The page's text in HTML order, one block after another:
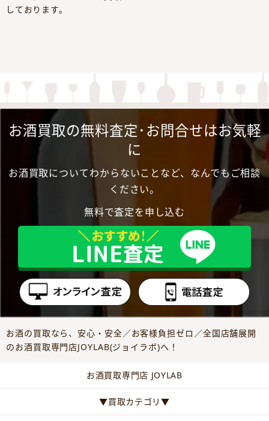
しております。
お酒買取の無料査定･お問合せはお気軽
に
お酒買取についてわからないことなど、なんでもご相談
ください。
無料で査定を申し込む
お酒の買取なら、安心・安全／お客様負担ゼロ／全国店舗展開
のお酒買取専門店JOYLAB(ジョイラボ)へ！
お酒買取専門店 JOYLAB
▼買取カテゴリ▼